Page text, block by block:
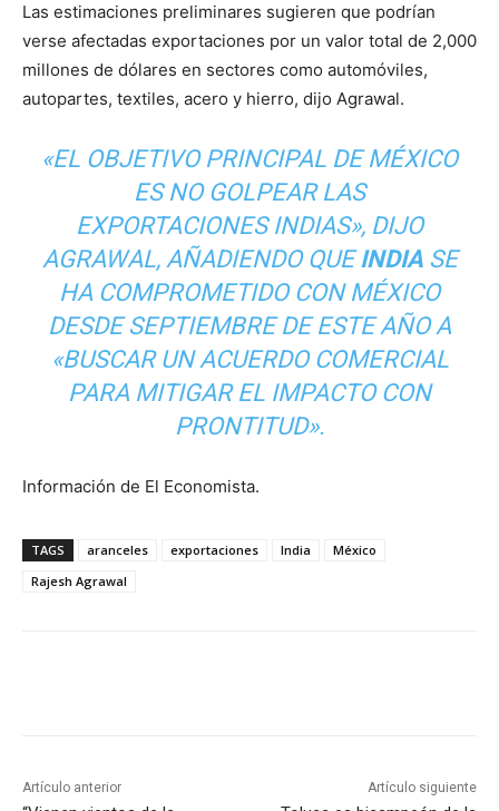
Las estimaciones preliminares sugieren que podrían
verse afectadas exportaciones por un valor total de 2,000
millones de dólares en sectores como automóviles,
autopartes, textiles, acero y hierro, dijo Agrawal.
«EL OBJETIVO PRINCIPAL DE MÉXICO
ES NO GOLPEAR LAS
EXPORTACIONES INDIAS», DIJO
AGRAWAL, AÑADIENDO QUEINDIASE
HA COMPROMETIDO CON MÉXICO
DESDE SEPTIEMBRE DE ESTE AÑO A
«BUSCAR UN ACUERDO COMERCIAL
PARA MITIGAR EL IMPACTO CON
PRONTITUD».
Información de El Economista.
TAGS aranceles exportaciones India
México
Rajesh Agrawal
Artículo anterior Artículo siguiente